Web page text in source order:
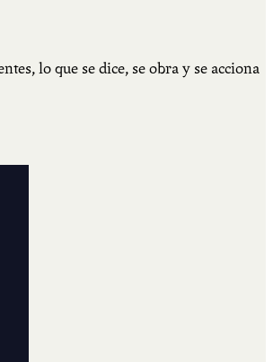
lo que se dice, se obra y se acciona